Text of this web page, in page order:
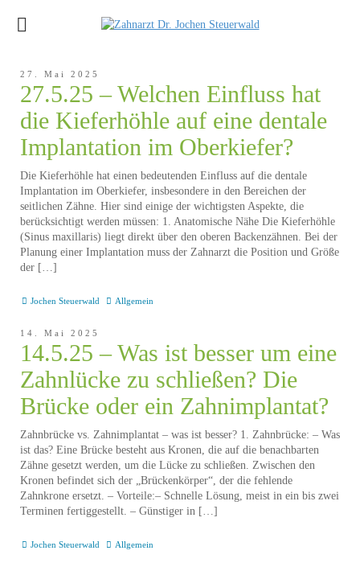
27. Mai 2025
27.5.25 – Welchen Einfluss hat
die Kieferhöhle auf eine dentale
Implantation im Oberkiefer?
Die Kieferhöhle hat einen bedeutenden Einfluss auf die dentale
Implantation im Oberkiefer, insbesondere in den Bereichen der
seitlichen Zähne. Hier sind einige der wichtigsten Aspekte, die
berücksichtigt werden müssen: 1. Anatomische Nähe Die Kieferhöhle
(Sinus maxillaris) liegt direkt über den oberen Backenzähnen. Bei der
Planung einer Implantation muss der Zahnarzt die Position und Größe
der […]
Jochen Steuerwald Allgemein
14. Mai 2025
14.5.25 – Was ist besser um eine
Zahnlücke zu schließen? Die
Brücke oder ein Zahnimplantat?
Zahnbrücke vs. Zahnimplantat – was ist besser? 1. Zahnbrücke: – Was
ist das? Eine Brücke besteht aus Kronen, die auf die benachbarten
Zähne gesetzt werden, um die Lücke zu schließen. Zwischen den
Kronen befindet sich der „Brückenkörper“, der die fehlende
Zahnkrone ersetzt. – Vorteile:– Schnelle Lösung, meist in ein bis zwei
Terminen fertiggestellt. – Günstiger in […]
Jochen Steuerwald Allgemein